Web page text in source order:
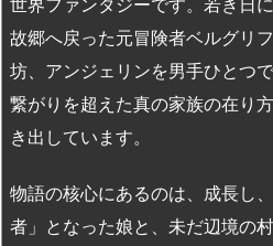
世界ファンタジーです。若き日
故郷へ戻った元冒険者ベルグリ
坊、アンジェリンを男手ひとつ
繋がりを超えた真の家族の在り
き出しています。
物語の核心にあるのは、成長し
者」となった娘と、未だ辺境の